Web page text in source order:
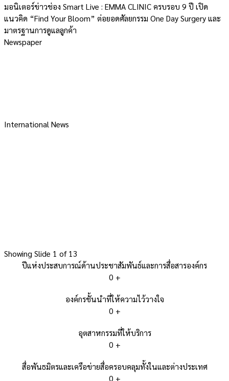
มอนิเตอร์ข่าวช่อง Smart Live : EMMA CLINIC ครบรอบ 9 ปี เปิด
แนวคิด “Find Your Bloom” ต่อยอดศัลยกรรม One Day Surgery และ
มาตรฐานการดูแลลูกค้า
Newspaper
International News
Showing Slide 1 of 13
ปีแห่งประสบการณ์ด้านประชาสัมพันธ์และการสื่อสารองค์กร
0 +
องค์กรชั้นนำที่ให้ความไว้วางใจ
0 +
อุตสาหกรรมที่ให้บริการ
0 +
สื่อพันธมิตรและเครือข่ายสื่อครอบคลุมทั้งในและต่างประเทศ
0 +